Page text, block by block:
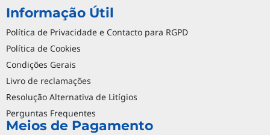
Informação Útil
Política de Privacidade e Contacto para RGPD
Política de Cookies
Condições Gerais
Livro de reclamações
Resolução Alternativa de Litígios
Perguntas Frequentes
Meios de Pagamento